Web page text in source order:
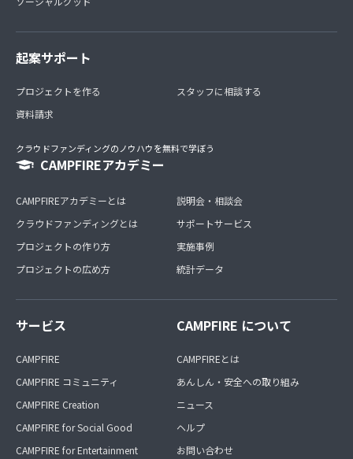
起案サポート
プロジェクトを作る
資料請求
スタッフに相談する
クラウドファンディングのノウハウを無料で学ぼう
CAMPFIREアカデミー
CAMPFIREアカデミーとは
クラウドファンディングとは
プロジェクトの作り方
プロジェクトの広め方
説明会・相談会
サポートサービス
実施事例
統計データ
サービス
CAMPFIRE
CAMPFIRE コミュニティ
CAMPFIRE Creation
CAMPFIRE for Social Good
CAMPFIRE for Entertainment
CAMPFIRE について
CAMPFIREとは
あんしん・安全への取り組み
ニュース
ヘルプ
お問い合わせ